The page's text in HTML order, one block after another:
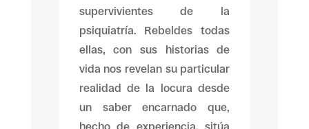
supervivientes de la
psiquiatría. Rebeldes todas
ellas, con sus historias de
vida nos revelan su particular
realidad de la locura desde
un saber encarnado que,